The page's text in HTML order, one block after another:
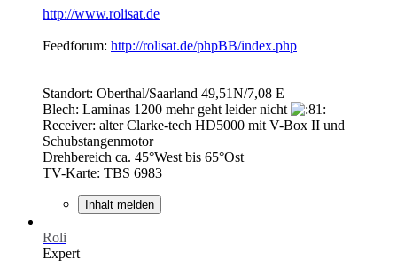
http://www.rolisat.de
Feedforum: http://rolisat.de/phpBB/index.php
Standort: Oberthal/Saarland 49,51N/7,08 E
Blech: Laminas 1200 mehr geht leider nicht
Receiver: alter Clarke-tech HD5000 mit V-Box II und
Schubstangenmotor
Drehbereich ca. 45°West bis 65°Ost
TV-Karte: TBS 6983
Inhalt melden
Roli
Expert